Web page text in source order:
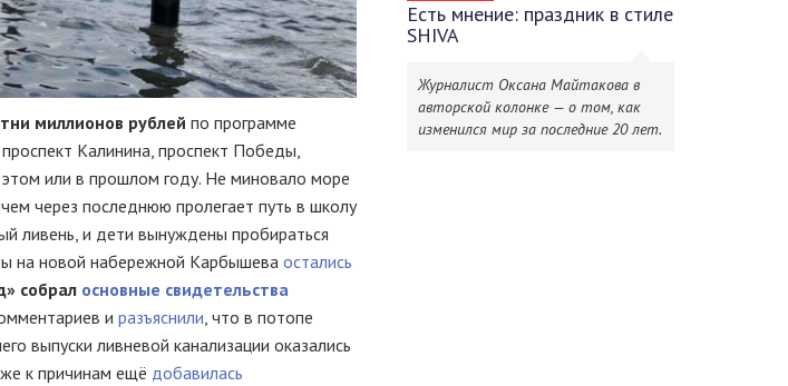
миллионов рублей по программе
Калинина, проспект Победы,
этом или в прошлом году. Не миновало море
через последнюю пролегает путь в школу
ливень, и дети вынуждены пробираться
на новой набережной Карбышева остались
собрал основные свидетельства
и разъяснили, что в потопе
выпуски ливневой канализации оказались
к причинам ещё добавилась
Есть мнение: праздник в стиле
SHIVA
Журналист Оксана Майтакова в
авторской колонке — о том, как
изменился мир за последние 20 лет.